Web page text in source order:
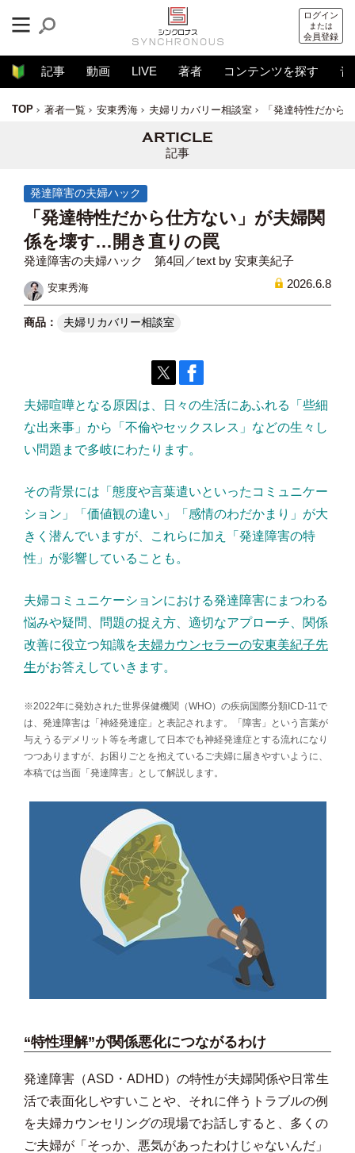
ログイン
または
会員登録
記事 動画 LIVE 著者 コンテンツを探す 音
TOP 著者一覧 安東秀海 夫婦リカバリー相談室 「発達特性だから
記事
発達障害の夫婦ハック
「発達特性だから仕方ない」が夫婦関
係を壊す…開き直りの罠
発達障害の夫婦ハック 第4回／text by 安東美紀子
安東秀海 2026.6.8
夫婦リカバリー相談室
夫婦喧嘩となる原因は、日々の生活にあふれる「些細
な出来事」から「不倫やセックスレス」などの生々し
い問題まで多岐にわたります。
その背景には「態度や言葉遣いといったコミュニケー
ション」「価値観の違い」「感情のわだかまり」が大
きく潜んでいますが、これらに加え「発達障害の特
性」が影響していることも。
夫婦コミュニケーションにおける発達障害にまつわる
悩みや疑問、問題の捉え方、適切なアプローチ、関係
改善に役立つ知識を夫婦カウンセラーの安東美紀子先
生がお答えしていきます。
※2022年に発効された世界保健機関（WHO）の疾病国際分類ICD-11で
は、発達障害は「神経発達症」と表記されます。「障害」という言葉が
与えうるデメリット等を考慮して日本でも神経発達症とする流れになり
つつありますが、お困りごとを抱えているご夫婦に届きやすいように、
本稿では当面「発達障害」として解説します。
“特性理解”が関係悪化につながるわけ
発達障害（ASD・ADHD）の特性が夫婦関係や日常生
活で表面化しやすいことや、それに伴うトラブルの例
を夫婦カウンセリングの現場でお話しすると、多くの
ご夫婦が「そっか、悪気があったわけじゃないんだ」